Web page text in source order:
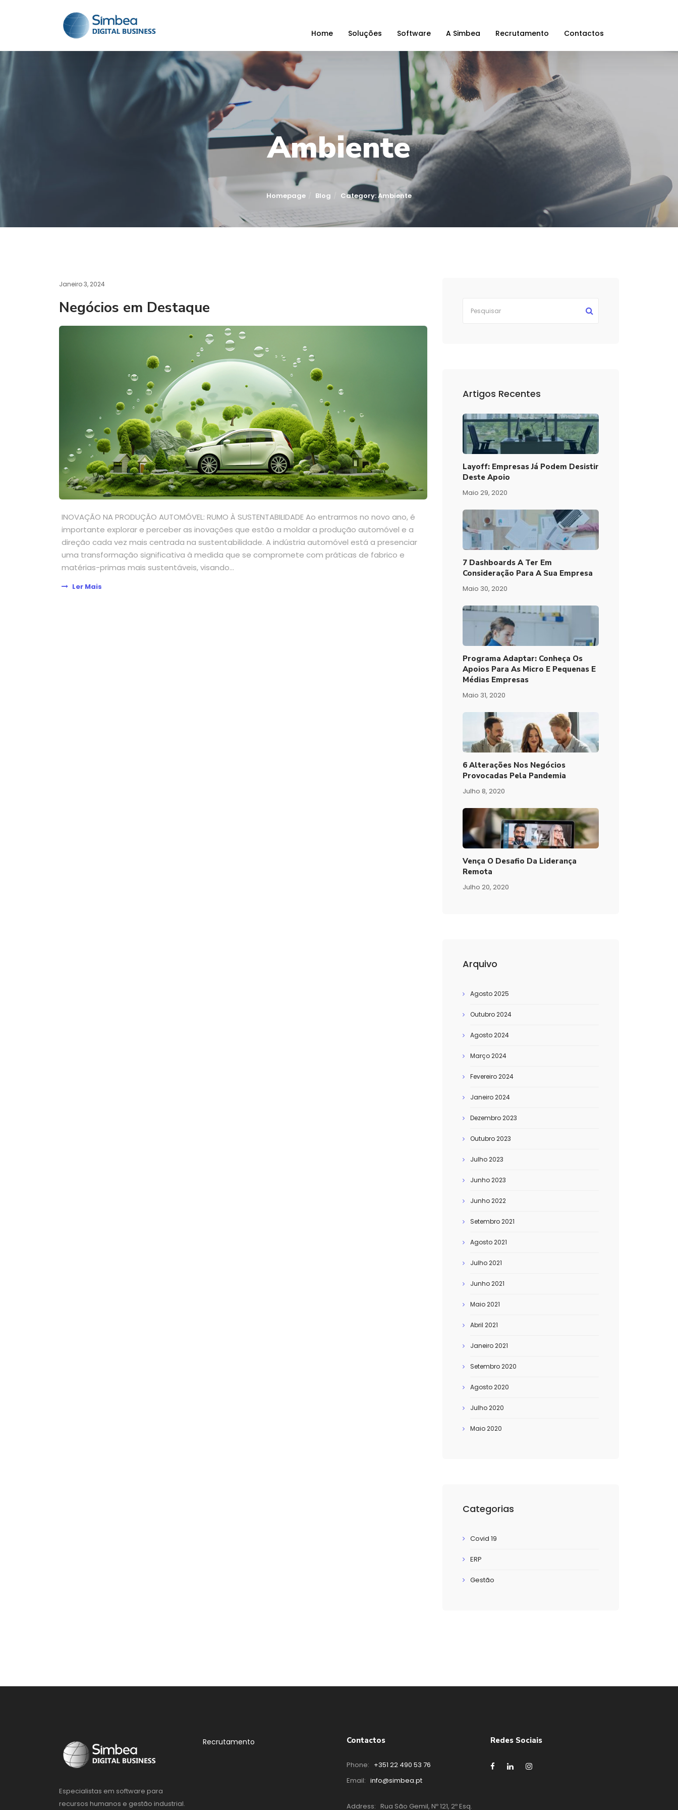
Home Soluções Software A Simbea Recrutamento Contactos
Ambiente
Homepage Blog Category: Ambiente
Janeiro 3, 2024
Negócios em Destaque
INOVAÇÃO NA PRODUÇÃO AUTOMÓVEL: RUMO À SUSTENTABILIDADE Ao entrarmos no novo ano, é
importante explorar e perceber as inovações que estão a moldar a produção automóvel e a
direção cada vez mais centrada na sustentabilidade. A indústria automóvel está a presenciar
uma transformação significativa à medida que se compromete com práticas de fabrico e
matérias-primas mais sustentáveis, visando...
Ler Mais
Artigos Recentes
Layoff: Empresas Já Podem Desistir
Deste Apoio
Maio 29, 2020
7 Dashboards A Ter Em
Consideração Para A Sua Empresa
Maio 30, 2020
Programa Adaptar: Conheça Os
Apoios Para As Micro E Pequenas E
Médias Empresas
Maio 31, 2020
6 Alterações Nos Negócios
Provocadas Pela Pandemia
Julho 8, 2020
Vença O Desafio Da Liderança
Remota
Julho 20, 2020
Arquivo
Agosto 2025
Outubro 2024
Agosto 2024
Março 2024
Fevereiro 2024
Janeiro 2024
Dezembro 2023
Outubro 2023
Julho 2023
Junho 2023
Junho 2022
Setembro 2021
Agosto 2021
Julho 2021
Junho 2021
Maio 2021
Abril 2021
Janeiro 2021
Setembro 2020
Agosto 2020
Julho 2020
Maio 2020
Categorias
Covid 19
ERP
Gestão
Especialistas em software para
recursos humanos e gestão industrial.
Recrutamento Contactos
Phone: +351 22 490 53 76
Email: info@simbea.pt
Address: Rua São Gemil, Nº 121, 2º Esq.
Redes Sociais